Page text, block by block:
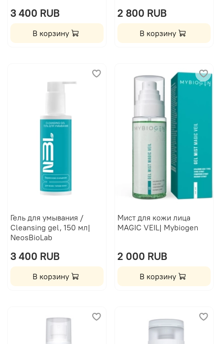
3 400 RUB
В корзину
2 800 RUB
В корзину
Гель для умывания /
Cleansing gel, 150 мл|
NeosBioLab
3 400 RUB
В корзину
Мист для кожи лица
MAGIC VEIL| Mybiogen
2 000 RUB
В корзину